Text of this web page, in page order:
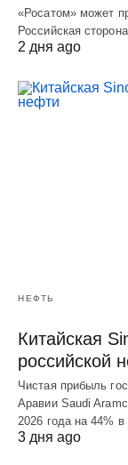
«Росатом» может
Российская
2 дня ago
НЕФТЬ
Китайская
российской
Чистая прибыль
Аравии Saudi
2026 года на 44% в
3 дня ago